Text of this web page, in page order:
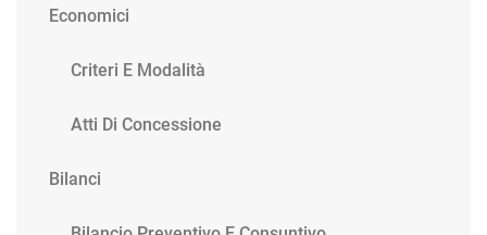
Economici
Criteri E Modalità
Atti Di Concessione
Bilanci